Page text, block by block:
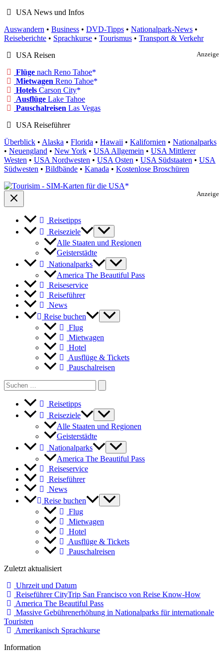
USA News und Infos
Auswandern • Business • DVD-Tipps • Nationalpark-News •
Reiseberichte • Sprachkurse • Tourismus • Transport & Verkehr
Anzeige
USA Reisen
Flüge nach Reno Tahoe
Mietwagen Reno Tahoe
Hotels Carson City
Ausflüge Lake Tahoe
Pauschalreisen Las Vegas
USA Reiseführer
Überblick • Alaska • Florida • Hawaii • Kalifornien • Nationalparks
• Neuengland • New York • USA Allgemein • USA Mittlerer
Westen • USA Nordwesten • USA Osten • USA Südstaaten • USA
Südwesten • Bildbände • Kanada • Kostenlose Broschüren
Anzeige
Reisetipps
Reiseziele
Alle Staaten und Regionen
Geisterstädte
Nationalparks
America The Beautiful Pass
Reiseservice
Reiseführer
News
Reise buchen
Flug
Mietwagen
Hotel
Ausflüge & Tickets
Pauschalreisen
Search
for:
Reisetipps
Reiseziele
Alle Staaten und Regionen
Geisterstädte
Nationalparks
America The Beautiful Pass
Reiseservice
Reiseführer
News
Reise buchen
Flug
Mietwagen
Hotel
Ausflüge & Tickets
Pauschalreisen
Zuletzt aktualisiert
Uhrzeit und Datum
Reiseführer CityTrip San Francisco von Reise Know-How
America The Beautiful Pass
Massive Gebührenerhöhung in Nationalparks für internationale
Touristen
Amerikanisch Sprachkurse
Information